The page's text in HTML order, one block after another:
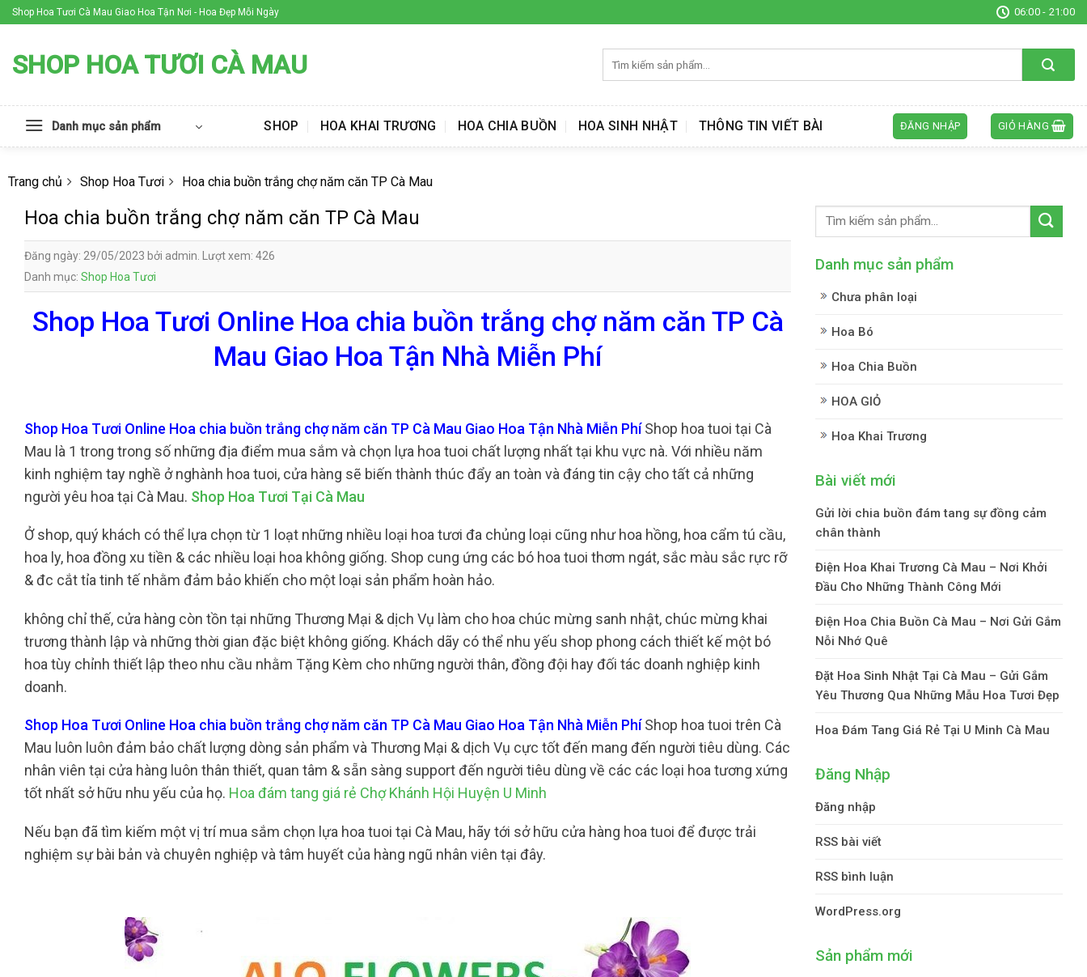
Skip
to
Shop Hoa Tươi Cà Mau Giao Hoa Tận Nơi - Hoa Đẹp Mỗi Ngày 06:00 - 21:00
SHOP HOA TƯƠI CÀ MAU
kiếm:
Danh mục sản phẩm SHOP HOA KHAI TRƯƠNG HOA CHIA BUỒN HOA SINH NHẬT THÔNG TIN VIẾT BÀI ĐĂNG NHẬP GIỎ HÀNG
Trang chủ Shop Hoa Tươi Hoa chia buồn trắng chợ năm căn TP Cà Mau
Hoa chia buồn trắng chợ năm căn TP Cà Mau
Đăng ngày: 29/05/2023 bởi admin. Lượt xem: 426
Danh mục: Shop Hoa Tươi
Shop Hoa Tươi Online Hoa chia buồn trắng chợ năm căn TP Cà
Mau Giao Hoa Tận Nhà Miễn Phí
Shop Hoa Tươi Online Hoa chia buồn trắng chợ năm căn TP Cà Mau Giao Hoa Tận Nhà Miễn PhíShop hoa tuoi tại Cà
Mau là 1 trong trong số những địa điểm mua sắm và chọn lựa hoa tuoi chất lượng nhất tại khu vực nà. Với nhiều năm
kinh nghiệm tay nghề ở nghành hoa tuoi, cửa hàng sẽ biến thành thúc đẩy an toàn và đáng tin cậy cho tất cả những
người yêu hoa tại Cà Mau. Shop Hoa Tươi Tại Cà Mau
Ở shop, quý khách có thể lựa chọn từ 1 loạt những nhiều loại hoa tươi đa chủng loại cũng như hoa hồng, hoa cẩm tú cầu,
hoa ly, hoa đồng xu tiền & các nhiều loại hoa không giống. Shop cung ứng các bó hoa tuoi thơm ngát, sắc màu sắc rực rỡ
& đc cắt tỉa tinh tế nhằm đảm bảo khiến cho một loại sản phẩm hoàn hảo.
không chỉ thế, cửa hàng còn tồn tại những Thương Mại & dịch Vụ làm cho hoa chúc mừng sanh nhật, chúc mừng khai
trương thành lập và những thời gian đặc biệt không giống. Khách dãy có thể nhu yếu shop phong cách thiết kế một bó
hoa tùy chỉnh thiết lập theo nhu cầu nhằm Tặng Kèm cho những người thân, đồng đội hay đối tác doanh nghiệp kinh
doanh.
Shop Hoa Tươi Online Hoa chia buồn trắng chợ năm căn TP Cà Mau Giao Hoa Tận Nhà Miễn PhíShop hoa tuoi trên Cà
Mau luôn luôn đảm bảo chất lượng dòng sản phẩm và Thương Mại & dịch Vụ cực tốt đến mang đến người tiêu dùng. Các
nhân viên tại cửa hàng luôn thân thiết, quan tâm & sẵn sàng support đến người tiêu dùng về các các loại hoa tương xứng
tốt nhất sở hữu nhu yếu của họ. Hoa đám tang giá rẻ Chợ Khánh Hội Huyện U Minh
Nếu bạn đã tìm kiếm một vị trí mua sắm chọn lựa hoa tuoi tại Cà Mau, hãy tới sở hữu cửa hàng hoa tuoi để được trải
nghiệm sự bài bản và chuyên nghiệp và tâm huyết của hàng ngũ nhân viên tại đây.
Danh mục sản phẩm
Chưa phân loại
Hoa Bó
Hoa Chia Buồn
HOA GIỎ
Hoa Khai Trương
Bài viết mới
Gửi lời chia buồn đám tang sự đồng cảm
chân thành
Điện Hoa Khai Trương Cà Mau – Nơi Khởi
Đầu Cho Những Thành Công Mới
Điện Hoa Chia Buồn Cà Mau – Nơi Gửi Gắm
Nỗi Nhớ Quê
Đặt Hoa Sinh Nhật Tại Cà Mau – Gửi Gắm
Yêu Thương Qua Những Mẫu Hoa Tươi Đẹp
Hoa Đám Tang Giá Rẻ Tại U Minh Cà Mau
Đăng Nhập
Đăng nhập
RSS bài viết
RSS bình luận
WordPress.org
Sản phẩm mới